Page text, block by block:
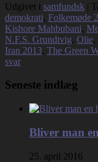
Udgivet i samfundsk |
demokrati, Folkemøde
Kishore Mahbubani,
N.F.S. Grundtvig, Olie,
Iran 2013, The Green
svar
Seneste indlæg
Bliver man
25. april 2016